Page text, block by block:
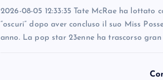
2026-08-05 12:33:35 Tate McRae ha lottato
“oscuri” dopo aver concluso il suo Miss
anno. La pop star 23enne ha trascorso